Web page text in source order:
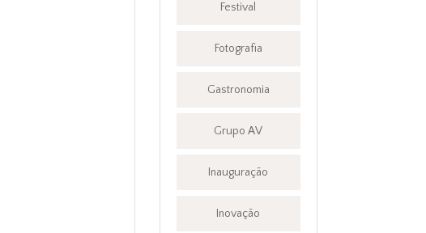
Festival
Fotografia
Gastronomia
Grupo AV
Inauguração
Inovação